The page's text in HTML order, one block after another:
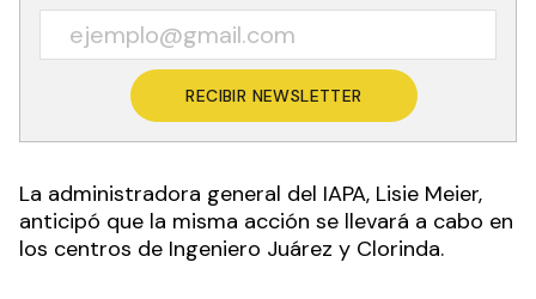
RECIBIR NEWSLETTER
La administradora general del IAPA, Lisie Meier,
anticipó que la misma acción se llevará a cabo en
los centros de Ingeniero Juárez y Clorinda.